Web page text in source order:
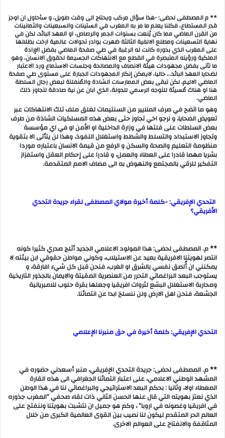
** م المصطفى لحضى: -هذا سؤال مركب ويحتاج الى وقت طويل، و سأحاول ان اوجز
قدر المستطاع، فكلنا يعلم ما مر به المغرب في الستينات والسبعينات والثمانينات
من القرن الماضي مما كان يُنعت بسنوات الجمر والرصاص، او العهد البائد، لكن في
نهاية التسعينات ومطلع الالفية الثالثة ظهرت بوادر تحولات عالمية ارخت بظلالها
على المغرب الذي بدوره كانت له الرغبة في طي صفحة الماضي بفضل الإرادة
الملكية ورؤيته المتبصرة في القطع مع الانتهاكات الجسيمة لحقوق الانسان، وهو
ما تأتى بفضل مجهودات هيئة الانصاف والمصالحة وجلسات الاستماع ورد الاعتبار
لضحايا العهد البائد… حاليا، لايمكن إنكار المجهودات الجبارة على مستوى طي صفحة
الماضي الاليم، لكن تبقى بعض الممارسات الشادة والمُنفلتة لبعض رجال السلطة
هنا او هناك مُسيئة للتوجه الرسمي للدولة، الذي ابان عن نية صادقة لتجاوز ذلك
الماضي.
وهو ما اتضح في صرف الملايير من السنتيمات لغلق ملف تلك الانتهاكات عبر
تعويض الضحايا، و نرجو اخي تجاوز حتى بعض هذه المسلكيات الشاذة من طرف
بعض السلطات على قلتها في وزارة الداخلية او الأمن او في اي مؤسسة
وتجاوز الاستبداد والتسلط والشطط واستغلال النفوذ، وهذا لن يتأتى الا بتقوية
منظومة التعليم والصحة والسكن و الرفع من قيمة الانسان باعتباره موردا
بشريا مهما قادرا على العطاء والعمل، و قادرا على إحكام العقل واستفزاز
التفكير للرقي بالمجتمع والنهوض به الى مصاف الامم المتقدمة.
التحدي الإفريقي: -كلمة أخيرة مولاي المصطفى لقراء جريدة التحدي
الأفريقي؟
** م. المصطفى لحضى: هذا المولود الاعلامي الجديد أثلج صدري كثيرا كونه
انتصر لهويتنا الافريقية بعيد عن الاستيلاب، وكوني مواطن حقوقي ابن بيئته لا
يمكنني ان أُلصق نفسي بالشرق او الغرب، فنحن قبل كل شيء افارقة، و
يستوجب البعد البراغماتي التحرر من العنصرية المقيتة والايمان بالجذور التاريخية
ومحاربة الاستغلال البشع لثروات افريقيا وجعلها بقرة حلوب للامبريالية
الجشعة، فنحن اهل الارض ولن ننسلخ ابدا عن انتمائنا.
التحدي الإفريقي: كلمة أخيرة في حق منبرنا الإعلامي
** م. المصطفى لحضى: جريدة التحدي الإفريقي، منبر أسعدني حضوره في
المشهد الوطني الاعلامي، على اعتبار انتمائنا الجغرافي الى هذه القارة
المعطاء اولا، وثانيا : بحكم البعد الاستراتيجي والبراغماتي لنا في هذا الوطن
الذي نعتز بهويته التي قال عنها الحسن الثاني ذات لقاء صحفي “المغرب جذوره
في افريقيا وغصونه في اروبا” ، وكم هو جميل ان نتشبت بهويتنا وننفتح على
العالم الحر المتقدم ليكون لنا نصيب بين القوى العالمية الكبرى من خلال
المثاقفة والانفتاح على العوالم الاخرى.